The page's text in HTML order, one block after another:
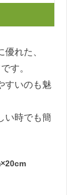
れた、
す。
すいのも魅
い時でも簡